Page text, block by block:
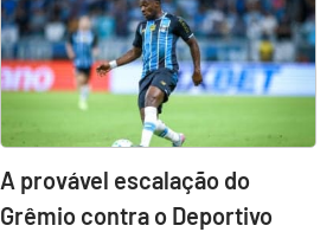
A provável escalação do
Grêmio contra o Deportivo